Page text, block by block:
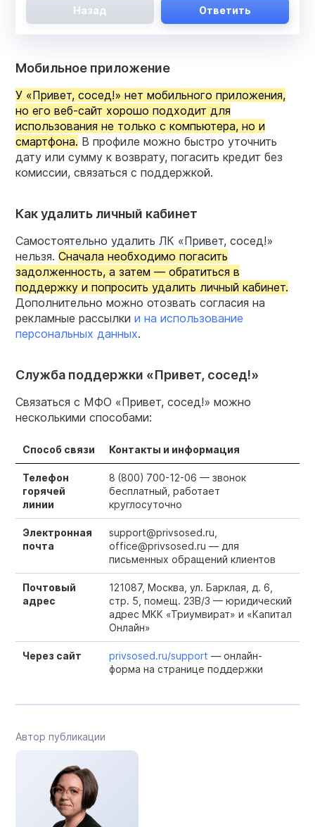
Назад Ответить
Мобильное приложение
У «Привет, сосед!» нет мобильного приложения,
но его веб-сайт хорошо подходит для
использования не только с компьютера, но и
смартфона. В профиле можно быстро уточнить
дату или сумму к возврату, погасить кредит без
комиссии, связаться с поддержкой.
Как удалить личный кабинет
Самостоятельно удалить ЛК «Привет, сосед!»
нельзя. Сначала необходимо погасить
задолженность, а затем — обратиться в
поддержку и попросить удалить личный кабинет.
Дополнительно можно отозвать согласия на
рекламные рассылки и на использование
персональных данных.
Служба поддержки «Привет, сосед!»
Связаться с МФО «Привет, сосед!» можно
несколькими способами:
Способ связи Контакты и информация
Телефон
горячей
линии
8 (800) 700-12-06 — звонок
бесплатный, работает
круглосуточно
Электронная
почта
support@privsosed.ru,
office@privsosed.ru — для
письменных обращений клиентов
Почтовый
адрес
121087, Москва, ул. Барклая, д. 6,
стр. 5, помещ. 23В/3 — юридический
адрес МКК «Триумвират» и «Капитал
Онлайн»
Через сайт privsosed.ru/support — онлайн-
форма на странице поддержки
Автор публикации